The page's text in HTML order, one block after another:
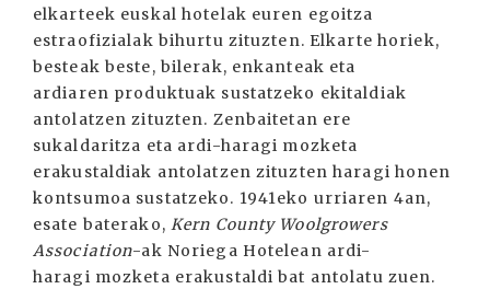
elkarteek euskal hotelak euren egoitza
estraofizialak bihurtu zituzten. Elkarte horiek,
besteak beste, bilerak, enkanteak eta
ardiaren produktuak sustatzeko ekitaldiak
antolatzen zituzten. Zenbaitetan ere
sukaldaritza eta ardi-haragi mozketa
erakustaldiak antolatzen zituzten haragi honen
kontsumoa sustatzeko. 1941eko urriaren 4an,
esate baterako, Kern County Woolgrowers
Association-ak Noriega Hotelean ardi-
haragi mozketa erakustaldi bat antolatu zuen.